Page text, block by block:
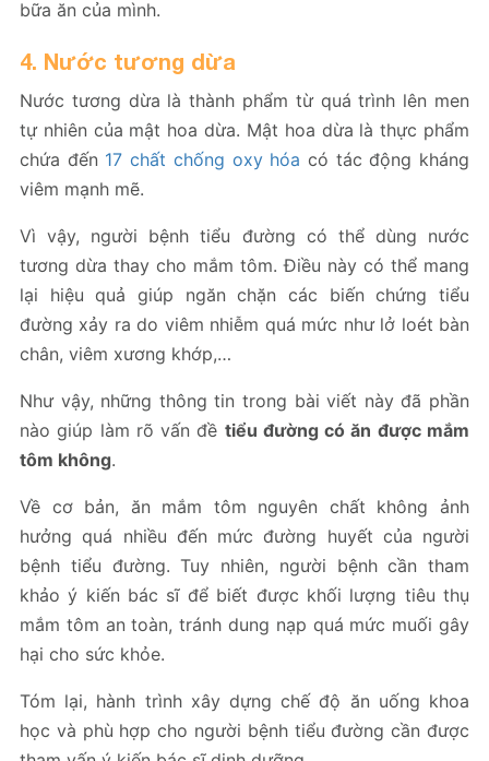
bữa ăn của mình.
4. Nước tương dừa
Nước tương dừa là thành phẩm từ quá trình lên men
tự nhiên của mật hoa dừa. Mật hoa dừa là thực phẩm
chứa đến 17 chất chống oxy hóa có tác động kháng
viêm mạnh mẽ.
Vì vậy, người bệnh tiểu đường có thể dùng nước
tương dừa thay cho mắm tôm. Điều này có thể mang
lại hiệu quả giúp ngăn chặn các biến chứng tiểu
đường xảy ra do viêm nhiễm quá mức như lở loét bàn
chân, viêm xương khớp,…
Như vậy, những thông tin trong bài viết này đã phần
nào giúp làm rõ vấn đề tiểu đường có ăn được mắm
tôm không.
Về cơ bản, ăn mắm tôm nguyên chất không ảnh
hưởng quá nhiều đến mức đường huyết của người
bệnh tiểu đường. Tuy nhiên, người bệnh cần tham
khảo ý kiến bác sĩ để biết được khối lượng tiêu thụ
mắm tôm an toàn, tránh dung nạp quá mức muối gây
hại cho sức khỏe.
Tóm lại, hành trình xây dựng chế độ ăn uống khoa
học và phù hợp cho người bệnh tiểu đường cần được